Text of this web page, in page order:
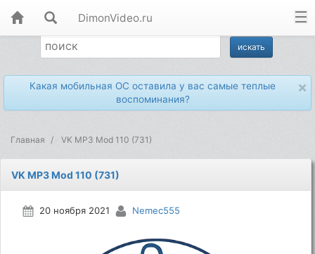
DimonVideo.ru
×
Какая мобильная ОС оставила у вас самые теплые
воспоминания?
Главная VK MP3 Mod 110 (731)
VK MP3 Mod 110 (731)
20 ноября 2021 Nemec555